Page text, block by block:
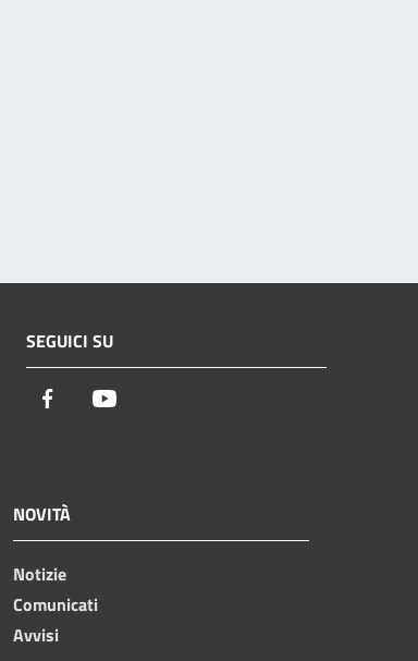
SEGUICI SU
Facebook
NOVITÀ
Notizie
Comunicati
Avvisi